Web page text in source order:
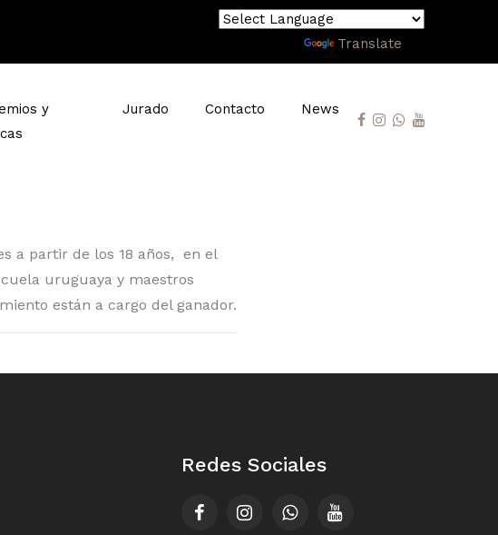
Translate
y
Jurado Contacto News
a partir de los 18 años, en el
uruguaya y maestros
están a cargo del ganador.
Redes Sociales